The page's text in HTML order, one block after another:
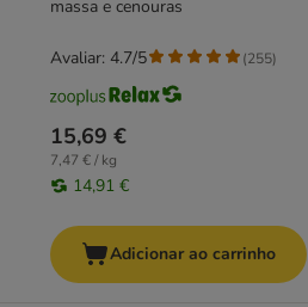
massa e cenouras
15,69 €
7,47 € / kg
14,91 €
Avaliar: 4.7/5 (255)
Adicionar ao carrinho